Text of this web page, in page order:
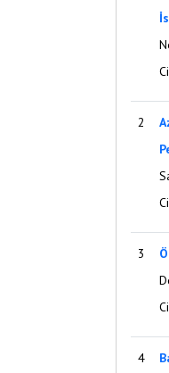
2
3
4